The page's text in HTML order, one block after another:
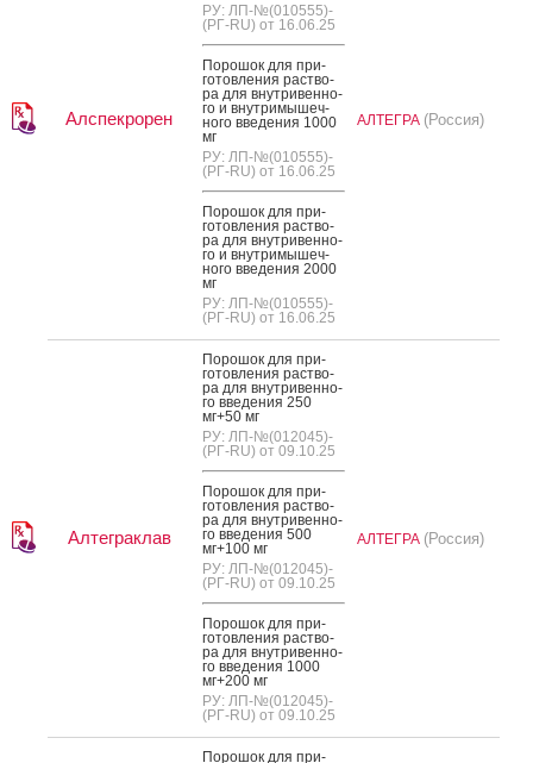
Алспекрорен
РУ: ЛП-№(010555)-
(РГ-RU) от 16.06.25
По­рошок для при­
готов­ле­ния рас­тво­
ра для внут­ри­вен­но­
го и внут­ри­мышеч­
но­го вве­дения 1000
мг
РУ: ЛП-№(010555)-
(РГ-RU) от 16.06.25
По­рошок для при­
готов­ле­ния рас­тво­
ра для внут­ри­вен­но­
го и внут­ри­мышеч­
но­го вве­дения 2000
мг
РУ: ЛП-№(010555)-
(РГ-RU) от 16.06.25
АЛТЕГРА (Россия)
Алтеграклав
По­рошок для при­
готов­ле­ния рас­тво­
ра для внут­ри­вен­но­
го вве­дения 250
мг+50 мг
РУ: ЛП-№(012045)-
(РГ-RU) от 09.10.25
По­рошок для при­
готов­ле­ния рас­тво­
ра для внут­ри­вен­но­
го вве­дения 500
мг+100 мг
РУ: ЛП-№(012045)-
(РГ-RU) от 09.10.25
По­рошок для при­
готов­ле­ния рас­тво­
ра для внут­ри­вен­но­
го вве­дения 1000
мг+200 мг
РУ: ЛП-№(012045)-
(РГ-RU) от 09.10.25
АЛТЕГРА (Россия)
По­рошок для при­